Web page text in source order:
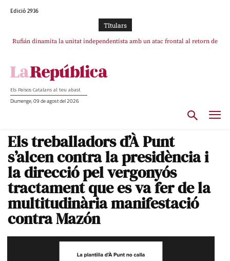
Edició 2936
TItulars
Rufián dinamita la unitat independentista amb un atac frontal al retorn de
Puigdemont reivindica la transparència del seu retorn i manté el pols ferm
Els Països Catalans al teu abast
Diumenge, 09 de agost del 2026
Els treballadors d’À Punt
s’alcen contra la presidència i
la direcció pel vergonyós
tractament que es va fer de la
multitudinària manifestació
contra Mazón